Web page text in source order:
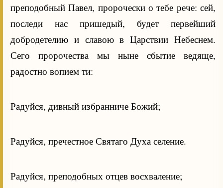
преподобный Павел, пророчески о тебе рече: сей,
последи нас пришедый, будет первейший
добродетелию и славою в Царствии Небеснем.
Сего пророчества мы ныне сбытие ведяще,
радостно вопием ти:
Радуйся, дивный избранниче Божий;
Радуйся, пречестное Святаго Духа селение.
Радуйся, преподобных отцев восхваление;